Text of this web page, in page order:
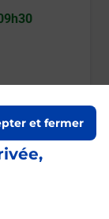
et fermer